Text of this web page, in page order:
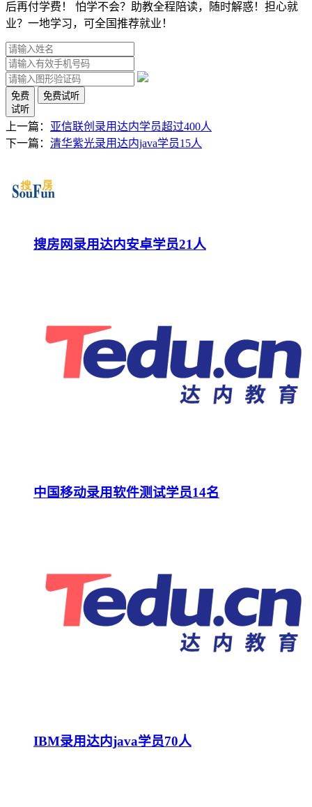
后再付学费！ 怕学不会？助教全程陪读，随时解惑！担心就
业？一地学习，可全国推荐就业！
免费
试听
免费试听
上一篇： 亚信联创录用达内学员超过400人
下一篇： 清华紫光录用达内java学员15人
搜房网录用达内安卓学员21人
中国移动录用软件测试学员14名
IBM录用达内java学员70人